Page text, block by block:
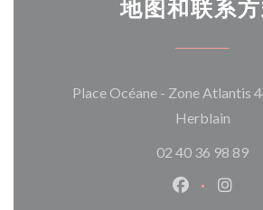
地图和联系
Place Océane - Zone Atlantis
Herblain((在
02 40 36 98 89
Facebook